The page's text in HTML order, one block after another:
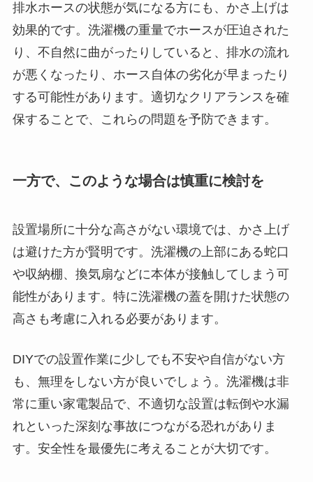
排水ホースの状態が気になる方にも、かさ上げは
効果的です。洗濯機の重量でホースが圧迫された
り、不自然に曲がったりしていると、排水の流れ
が悪くなったり、ホース自体の劣化が早まったり
する可能性があります。適切なクリアランスを確
保することで、これらの問題を予防できます。
一方で、このような場合は慎重に検討を
設置場所に十分な高さがない環境では、かさ上げ
は避けた方が賢明です。洗濯機の上部にある蛇口
や収納棚、換気扇などに本体が接触してしまう可
能性があります。特に洗濯機の蓋を開けた状態の
高さも考慮に入れる必要があります。
DIYでの設置作業に少しでも不安や自信がない方
も、無理をしない方が良いでしょう。洗濯機は非
常に重い家電製品で、不適切な設置は転倒や水漏
れといった深刻な事故につながる恐れがありま
す。安全性を最優先に考えることが大切です。